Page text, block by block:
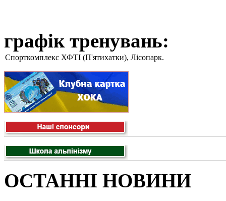
графік тренувань:
Спорткомплекс ХФТІ (П'ятихатки), Лісопарк.
ОСТАННІ НОВИНИ